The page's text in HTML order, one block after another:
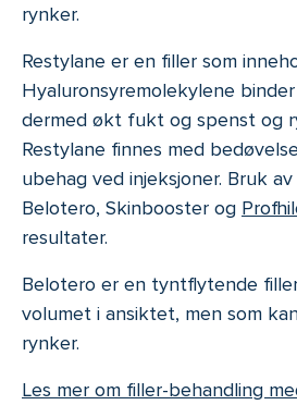
rynker.
Restylane er en filler som
Hyaluronsyremolekylene
dermed økt fukt og spenst og
Restylane finnes med
ubehag ved injeksjoner. Bruk
Belotero, Skinbooster og
resultater.
Belotero er en tyntflytende
volumet i ansiktet, men som
rynker.
Les mer om filler-behandling